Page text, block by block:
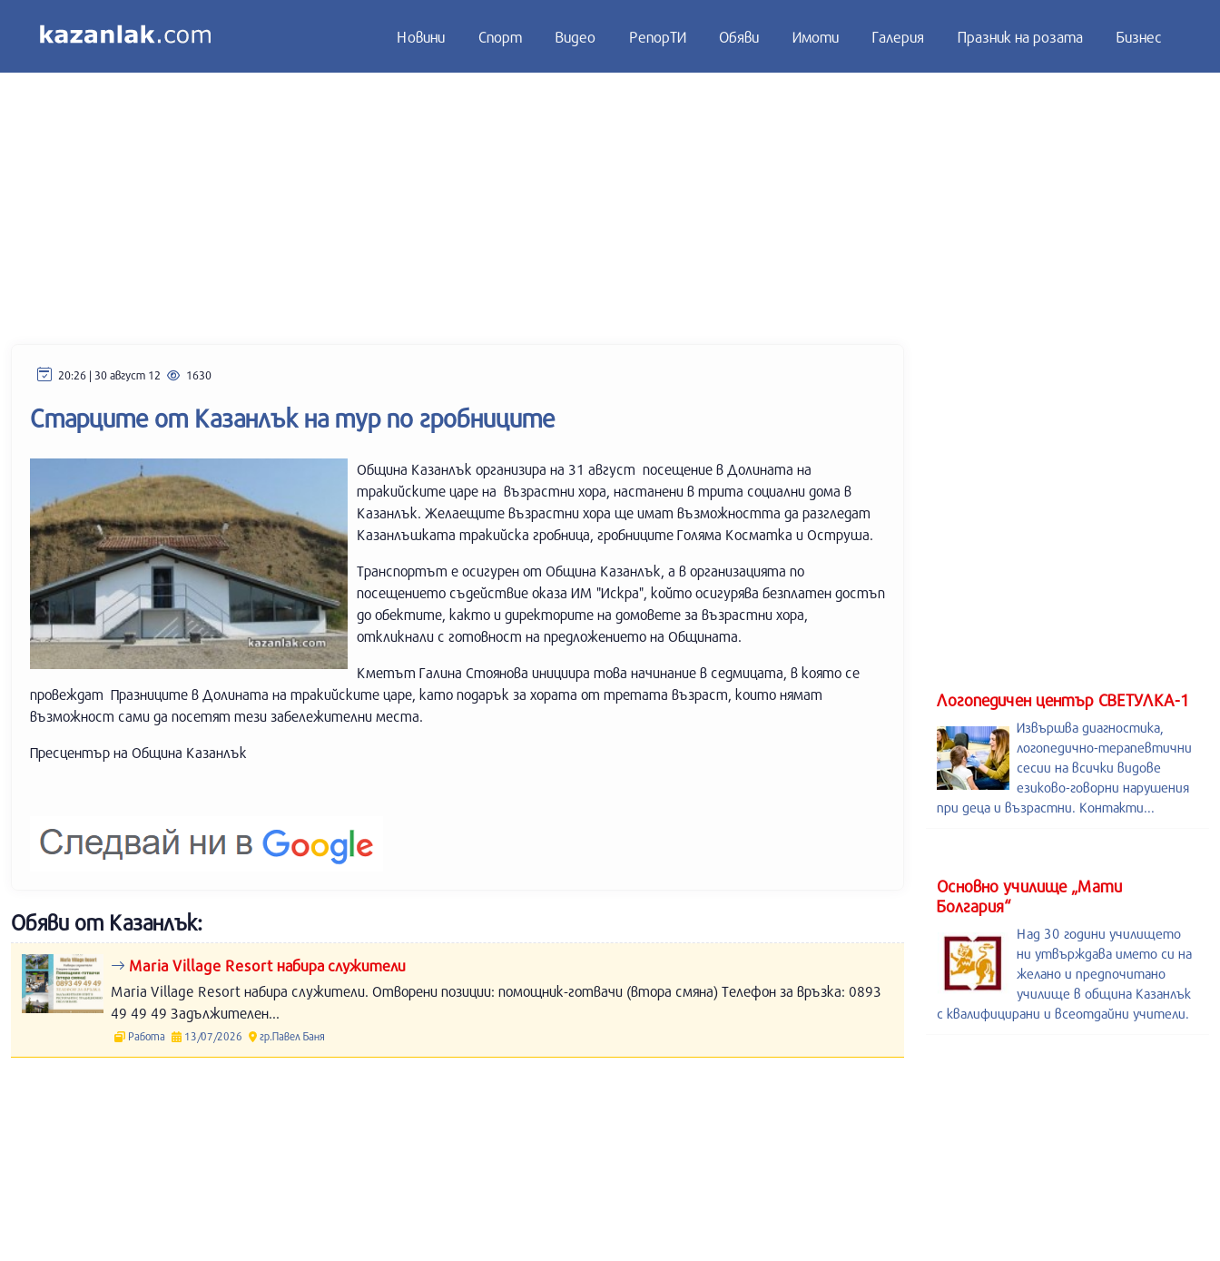
Новини Спорт Видео РепорТИ Обяви Имоти Галерия Празник на розата Бизнес
20:26 | 30 август 12 1630
Старците от Казанлък на тур по гробниците
Община Казанлък организира на 31 август посещение в Долината на
тракийските царе на възрастни хора, настанени в трита социални дома в
Казанлък. Желаещите възрастни хора ще имат възможността да разгледат
Казанлъшката тракийска гробница, гробниците Голяма Косматка и Оструша.
Транспортът е осигурен от Община Казанлък, а в организацията по
посещението съдействие оказа ИМ "Искра", който осигурява безплатен достъп
до обектите, както и директорите на домовете за възрастни хора,
откликнали с готовност на предложението на Общината.
Кметът Галина Стоянова инициира това начинание в седмицата, в която се
провеждат Празниците в Долината на тракийските царе, като подарък за хората от третата възраст, които нямат
възможност сами да посетят тези забележителни места.
Пресцентър на Община Казанлък
Обяви от Казанлък:
Maria Village Resort набира служители
Maria Village Resort набира служители. Отворени позиции: помощник-готвачи (втора смяна) Телефон за връзка: 0893
49 49 49 Задължителен...
Работа 13/07/2026 гр.Павел Баня
Логопедичен център СВЕТУЛКА-1
Извършва диагностика,
логопедично-терапевтични
сесии на всички видове
езиково-говорни нарушения
при деца и възрастни. Контакти...
Основно училище „Мати
Болгария“
Над 30 години училището
ни утвърждава името си на
желано и предпочитано
училище в община Казанлък
с квалифицирани и всеотдайни учители.